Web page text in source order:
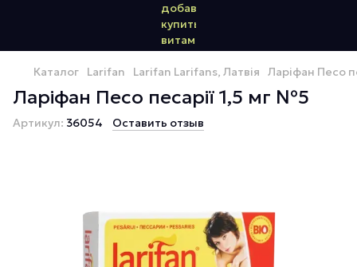
Каталог Larifan Larifan Larifans, Латвія Ларіфан Песо
Ларіфан Песо песарії 1,5 мг №5
Артикул: 36054 Оставить отзыв